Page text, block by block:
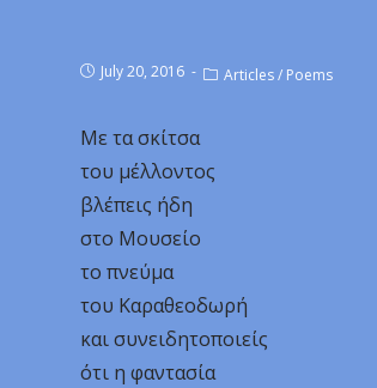
July 20, 2016 Articles/ Poems
Με τα σκίτσα
του μέλλοντος
βλέπεις ήδη
στο Μουσείο
το πνεύμα
του Καραθεοδωρή
και συνειδητοποιείς
ότι η φαντασία